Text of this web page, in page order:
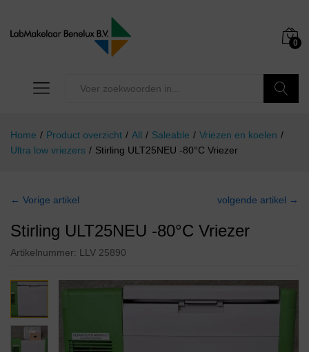
0
Home / Product overzicht / All / Saleable / Vriezen en koelen /
Ultra low vriezers / Stirling ULT25NEU -80°C Vriezer
← Vorige artikel volgende artikel →
Stirling ULT25NEU -80°C Vriezer
Artikelnummer: LLV 25890